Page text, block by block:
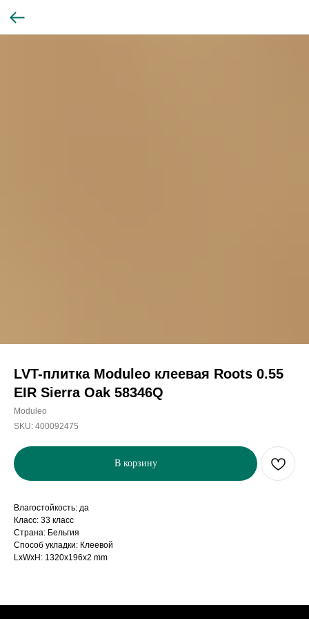
LVT-плитка Moduleo клеевая Roots 0.55
EIR Sierra Oak 58346Q
Moduleo
SKU: 400092475
В корзину
Влагостойкость: да
Класс: 33 класс
Страна: Бельгия
Способ укладки: Клеевой
LxWxH: 1320x196x2 mm